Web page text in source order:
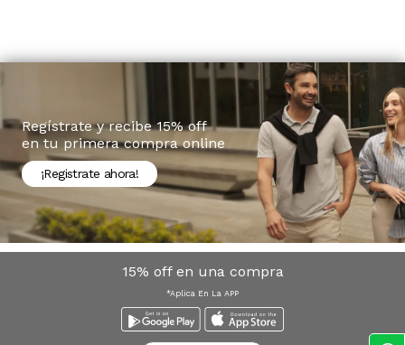
Regístrate y recibe 15% off
en tu primera compra online
¡Registrate ahora!
15% off en una compra
*Aplica En La APP